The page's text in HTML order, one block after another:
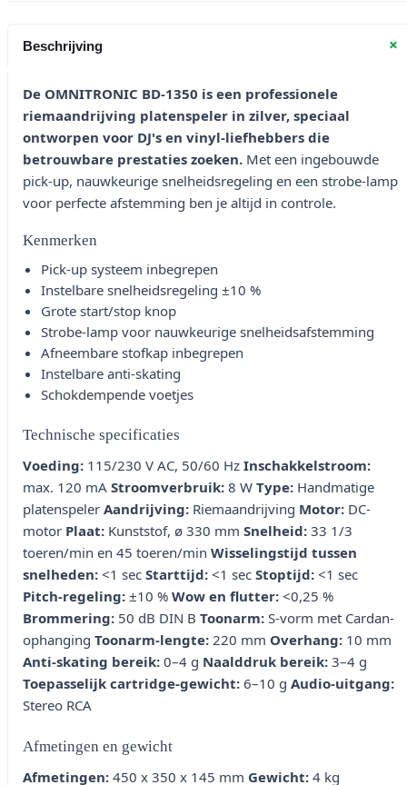
Beschrijving +
De OMNITRONIC BD-1350 is een professionele
riemaandrijving platenspeler in zilver, speciaal
ontworpen voor DJ's en vinyl-liefhebbers die
betrouwbare prestaties zoeken. Met een ingebouwde
pick-up, nauwkeurige snelheidsregeling en een strobe-lamp
voor perfecte afstemming ben je altijd in controle.
Kenmerken
Pick-up systeem inbegrepen
Instelbare snelheidsregeling ±10 %
Grote start/stop knop
Strobe-lamp voor nauwkeurige snelheidsafstemming
Afneembare stofkap inbegrepen
Instelbare anti-skating
Schokdempende voetjes
Technische specificaties
Voeding: 115/230 V AC, 50/60 Hz Inschakkelstroom:
max. 120 mA Stroomverbruik: 8 W Type: Handmatige
platenspeler Aandrijving: Riemaandrijving Motor: DC-
motor Plaat: Kunststof, ø 330 mm Snelheid: 33 1/3
toeren/min en 45 toeren/min Wisselingstijd tussen
snelheden: <1 sec Starttijd: <1 sec Stoptijd: <1 sec
Pitch-regeling: ±10 % Wow en flutter: <0,25 %
Brommering: 50 dB DIN B Toonarm: S-vorm met Cardan-
ophanging Toonarm-lengte: 220 mm Overhang: 10 mm
Anti-skating bereik: 0–4 g Naalddruk bereik: 3–4 g
Toepasselijk cartridge-gewicht: 6–10 g Audio-uitgang:
Stereo RCA
Afmetingen en gewicht
Afmetingen: 450 x 350 x 145 mm Gewicht: 4 kg